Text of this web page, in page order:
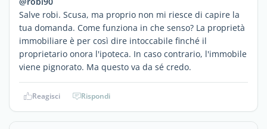
Salve robi. Scusa, ma proprio non mi riesce di capire la
tua domanda. Come funziona in che senso? La proprietà
immobiliare è per così dire intoccabile finché il
proprietario onora l'ipoteca. In caso contrario, l'immobile
viene pignorato. Ma questo va da sé credo.
Reagisci Rispondi